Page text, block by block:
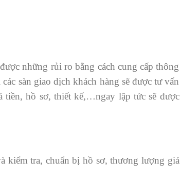
những rủi ro bằng cách cung cấp thông
sàn giao dịch khách hàng sẽ được tư vấn
tiền, hồ sơ, thiết kế,…ngay lập tức sẽ được
kiểm tra, chuẩn bị hồ sơ, thương lượng giá